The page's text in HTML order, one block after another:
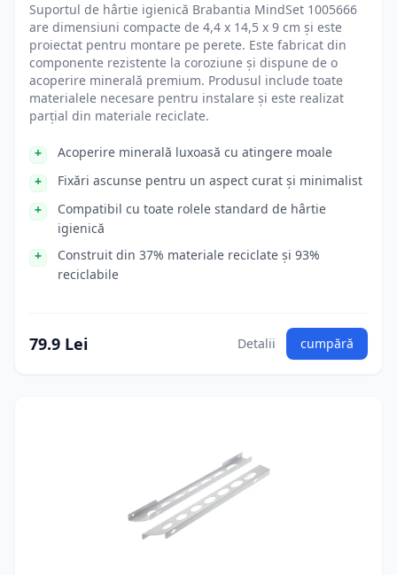
Suportul de hârtie igienică Brabantia MindSet 1005666
are dimensiuni compacte de 4,4 x 14,5 x 9 cm și este
proiectat pentru montare pe perete. Este fabricat din
componente rezistente la coroziune și dispune de o
acoperire minerală premium. Produsul include toate
materialele necesare pentru instalare și este realizat
parțial din materiale reciclate.
Acoperire minerală luxoasă cu atingere moale
Fixări ascunse pentru un aspect curat și minimalist
Compatibil cu toate rolele standard de hârtie
igienică
Construit din 37% materiale reciclate și 93%
reciclabile
79.9 Lei Detalii cumpără